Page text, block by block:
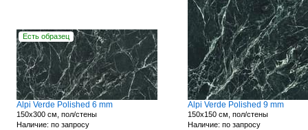
Есть образец
Alpi Verde Polished 6 mm
150x300 см, пол/стены
Наличие: по запросу
Alpi Verde Polished 9 mm
150x150 см, пол/стены
Наличие: по запросу